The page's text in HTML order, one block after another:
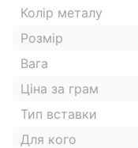
Колір металу
Розмір
Вага
Ціна за грам
Тип вставки
Для кого